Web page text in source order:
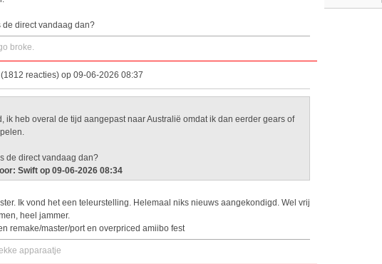
de direct vandaag dan?
broke.
(1812 reacties) op 09-06-2026 08:37
ik heb overal de tijd aangepast naar Australië omdat ik dan eerder gears of
de direct vandaag dan?
Swift op 09-06-2026 08:34
Ik vond het een teleurstelling. Helemaal niks nieuws aangekondigd. Wel vrij
heel jammer.
remake/master/port en overpriced amiibo fest
apparaatje